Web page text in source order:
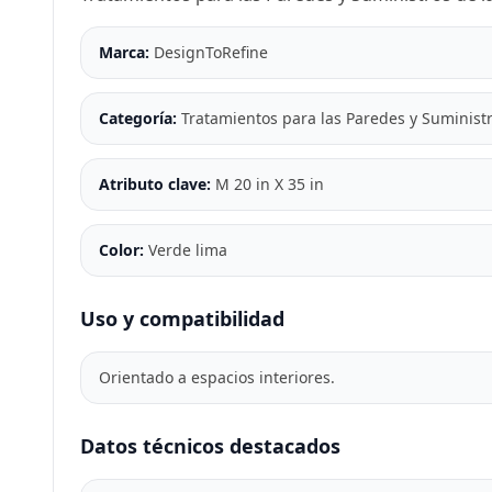
Marca: DesignToRefine
Categoría: Tratamientos para las Paredes y
Atributo clave: M 20 in X 35 in
Color: Verde lima
Uso y compatibilidad
Orientado a espacios interiores.
Datos técnicos destacados